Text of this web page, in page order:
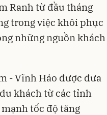
Ranh từ đầu tháng
trong việc khôi phục
những nguồn khách
- Vĩnh Hảo được đưa
khách từ các tỉnh
tốc độ tăng